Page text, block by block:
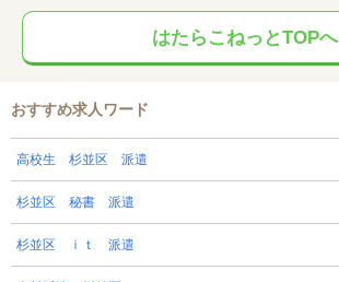
はたらこねっとTOPへ
おすすめ求人ワード
高校生 杉並区 派遣
杉並区 秘書 派遣
杉並区 ｉｔ 派遣